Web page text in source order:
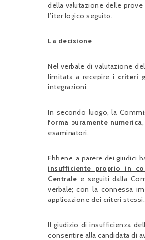
della valutazione delle
l’iter logico seguito.
La decisione
Nel verbale di valutazione
limitata a recepire i criteri
integrazioni.
In secondo luogo, la
forma puramente numerica
esaminatori.
Ebbene, a parere dei giudici
insufficiente proprio in
Centrale e seguiti dalla
verbale; con la connessa
applicazione dei criteri stessi.
Il giudizio di insufficienza
consentire alla candidata di